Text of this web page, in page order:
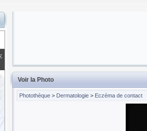
Voir la Photo
Photothèque > Dermatologie > Eczéma de contact